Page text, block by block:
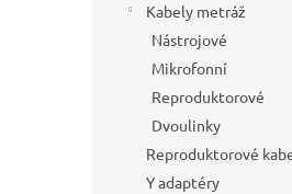
Kabely metráž
Nástrojové
Mikrofonní
Reproduktorové
Dvoulinky
Reproduktorové
Y adaptéry